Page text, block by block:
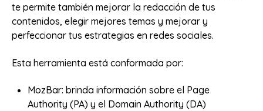
te permite también mejorar la redacción de tus
contenidos, elegir mejores temas y mejorar y
perfeccionar tus estrategias en redes sociales.
Esta herramienta está conformada por:
MozBar: brinda información sobre el Page
Authority (PA) y el Domain Authority (DA)